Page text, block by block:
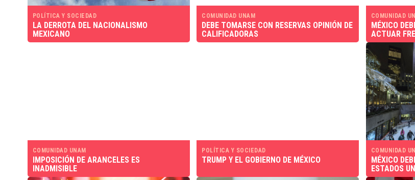
POLÍTICA Y SOCIEDAD
LA DERROTA DEL NACIONALISMO
MEXICANO
COMUNIDAD UNAM
DEBE TOMARSE CON RESERVAS OPINIÓN DE
CALIFICADORAS
COMUNIDAD
MÉXICO
ACTUAR
COMUNIDAD UNAM
IMPOSICIÓN DE ARANCELES ES
INADMISIBLE
POLÍTICA Y SOCIEDAD
TRUMP Y EL GOBIERNO DE MÉXICO
COMUNIDAD
MÉXICO
ESTADOS